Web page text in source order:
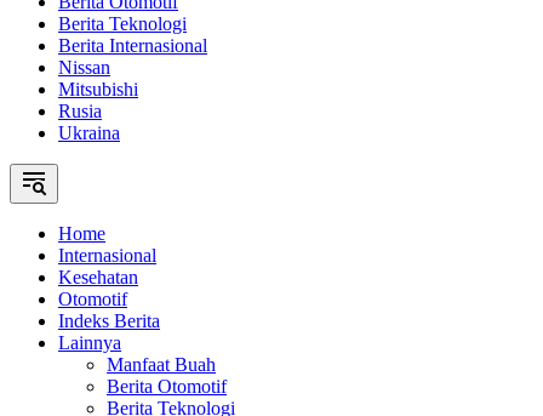
Berita Teknologi
Berita Internasional
Nissan
Mitsubishi
Rusia
Ukraina
Home
Internasional
Kesehatan
Otomotif
Indeks Berita
Lainnya
Manfaat Buah
Berita Otomotif
Berita Teknologi